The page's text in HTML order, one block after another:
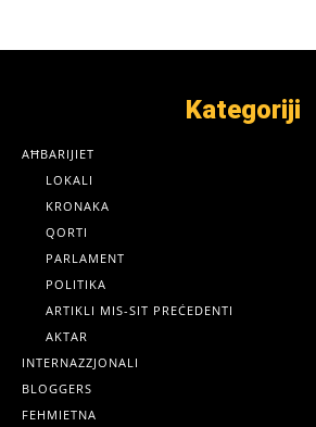
Kategoriji
AĦBARIJIET
LOKALI
KRONAKA
QORTI
PARLAMENT
POLITIKA
ARTIKLI MIS-SIT PREĊEDENTI
AKTAR
INTERNAZZJONALI
BLOGGERS
FEHMIETNA